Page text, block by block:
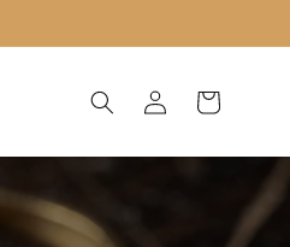
Accedi Carrello